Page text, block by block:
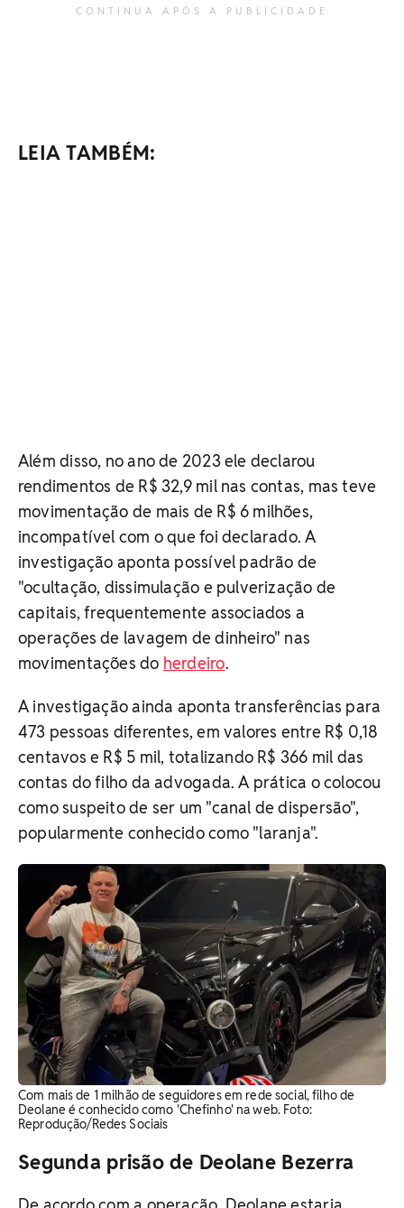
CONTINUA APÓS A PUBLICIDADE
LEIA TAMBÉM:
Além disso, no ano de 2023 ele declarou
rendimentos de R$ 32,9 mil nas contas, mas teve
movimentação de mais de R$ 6 milhões,
incompatível com o que foi declarado. A
investigação aponta possível padrão de
"ocultação, dissimulação e pulverização de
capitais, frequentemente associados a
operações de lavagem de dinheiro" nas
movimentações do herdeiro.
A investigação ainda aponta transferências para
473 pessoas diferentes, em valores entre R$ 0,18
centavos e R$ 5 mil, totalizando R$ 366 mil das
contas do filho da advogada. A prática o colocou
como suspeito de ser um "canal de dispersão",
popularmente conhecido como "laranja".
Com mais de 1 milhão de seguidores em rede social, filho de
Deolane é conhecido como 'Chefinho' na web. Foto:
Reprodução/Redes Sociais
Segunda prisão de Deolane Bezerra